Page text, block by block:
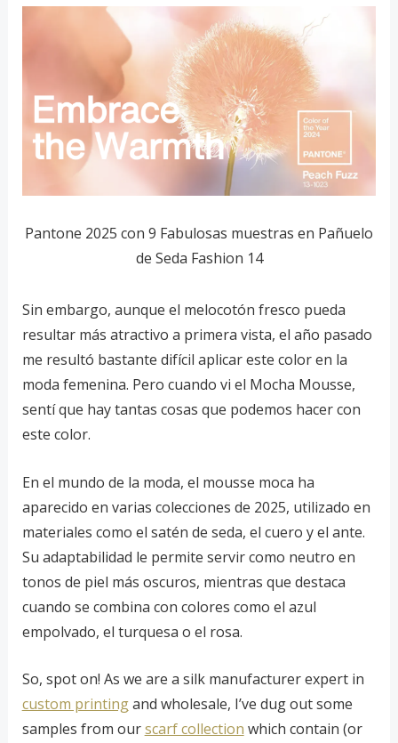
Pantone 2025 con 9 Fabulosas muestras en Pañuelo
de Seda Fashion 14
Sin embargo, aunque el melocotón fresco pueda
resultar más atractivo a primera vista, el año pasado
me resultó bastante difícil aplicar este color en la
moda femenina. Pero cuando vi el Mocha Mousse,
sentí que hay tantas cosas que podemos hacer con
este color.
En el mundo de la moda, el mousse moca ha
aparecido en varias colecciones de 2025, utilizado en
materiales como el satén de seda, el cuero y el ante.
Su adaptabilidad le permite servir como neutro en
tonos de piel más oscuros, mientras que destaca
cuando se combina con colores como el azul
empolvado, el turquesa o el rosa.
So, spot on! As we are a silk manufacturer expert in
custom printingand wholesale, I’ve dug out some
samples from ourscarf collection which contain (or